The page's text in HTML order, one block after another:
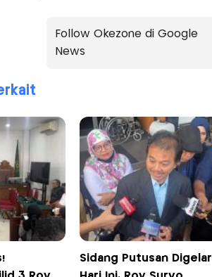
Follow Okezone di Google
News
Sidang Putusan Digelar